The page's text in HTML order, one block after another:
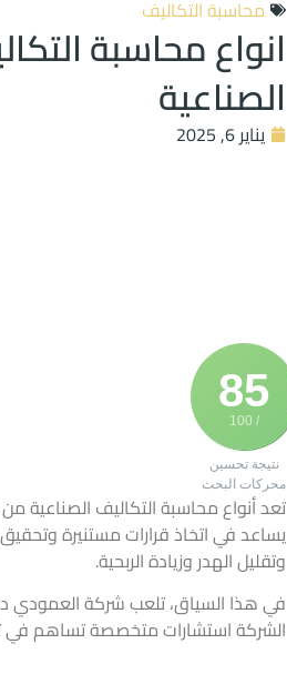
محاسبة التكاليف
انواع محاسبة
الصناعية
يناير 6, 2025
85
/ 100
نتيجة تحسين
محركات البحث
تعد أنواعمحاسبة التكاليف الصناعية
يساعد في اتخاذ قرارات مستنيرة
وتقليل الهدر وزيادة الربحية.
في هذا السياق، تلعب شركة العمودي
الشركة استشارات متخصصة تساهم في